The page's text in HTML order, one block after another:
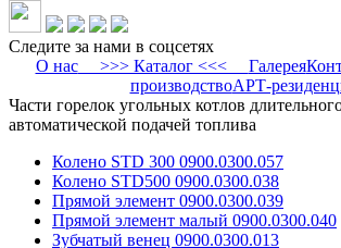
Следите за нами в соцсетях
О нас>>> Каталог <<< Галерея
производствоАРТ-
Части горелок угольных котлов
автоматической подачей топлива
Колено STD 300 0900.0300.057
Колено STD500 0900.0300.038
Прямой элемент 0900.0300.039
Прямой элемент малый 0900.0300.040
Зубчатый венец 0900.0300.013